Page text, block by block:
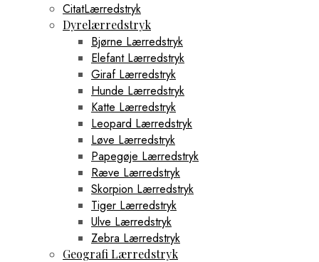
CitatLærredstryk
Dyrelærredstryk
Bjørne Lærredstryk
Elefant Lærredstryk
Giraf Lærredstryk
Hunde Lærredstryk
Katte Lærredstryk
Leopard Lærredstryk
Løve Lærredstryk
Papegøje Lærredstryk
Ræve Lærredstryk
Skorpion Lærredstryk
Tiger Lærredstryk
Ulve Lærredstryk
Zebra Lærredstryk
Geografi Lærredstryk